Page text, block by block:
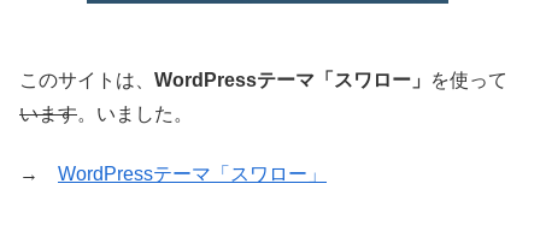
このサイトは、 WordPressテーマ「スワロー」
を使って
います。いました。
→ WordPressテーマ「スワロー」